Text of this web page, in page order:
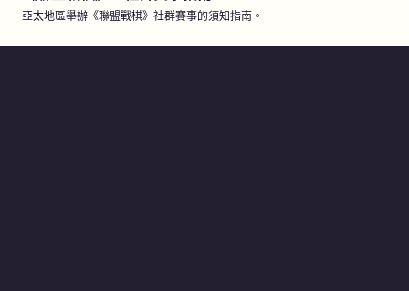
亞太地區舉辦《聯盟戰棋》社群賽事的須知指南。